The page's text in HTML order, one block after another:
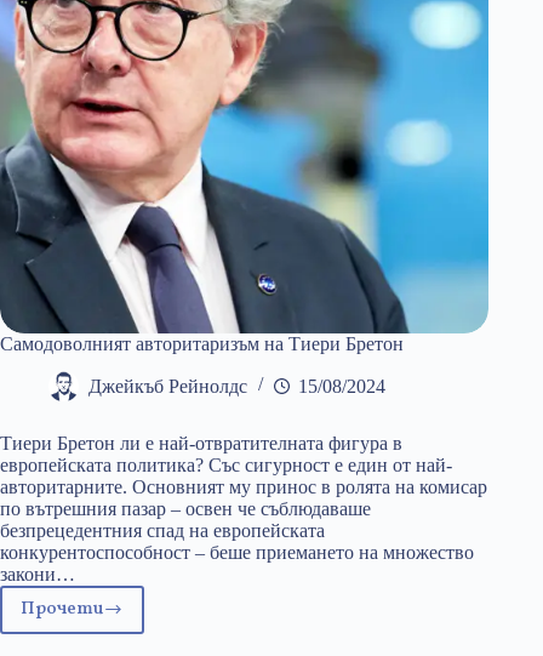
Самодоволният авторитаризъм на Тиери Бретон
Джейкъб Рейнолдс 15/08/2024
Тиери Бретон ли е най-отвратителната фигура в
европейската политика? Със сигурност е един от най-
авторитарните. Основният му принос в ролята на комисар
по вътрешния пазар – освен че съблюдаваше
безпрецедентния спад на европейската
конкурентоспособност – беше приемането на множество
закони…
ПрочетиСамодоволният